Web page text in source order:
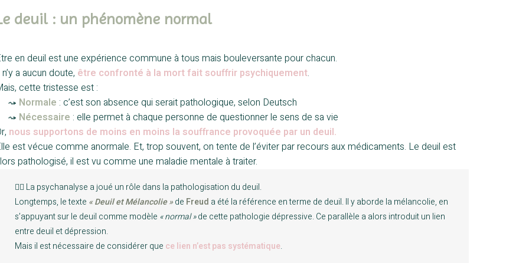
deuil : un phénomène normal
en deuil est une expérience commune à tous mais bouleversante pour chacun.
n’y a aucun doute, être confronté à la mort fait souffrir psychiquement.
cette tristesse est :
⤳ Normale : c’est son absence qui serait pathologique, selon Deutsch
⤳ Nécessaire : elle permet à chaque personne de questionner le sens de sa vie
nous supportons de moins en moins la souffrance provoquée par un deuil.
est vécue comme anormale. Et, trop souvent, on tente de l’éviter par recours aux médicaments. Le deuil est
pathologisé, il est vu comme une maladie mentale à traiter.
☝🏼 La psychanalyse a joué un rôle dans la pathologisation du deuil.
Longtemps, le texte « Deuil et Mélancolie »de Freud a été la référence en terme de deuil. Il y aborde la mélancolie, en
s’appuyant sur le deuil comme modèle « normal »de cette pathologie dépressive. Ce parallèle a alors introduit un lien
entre deuil et dépression.
Mais il est nécessaire de considérer que ce lien n’est pas systématique.